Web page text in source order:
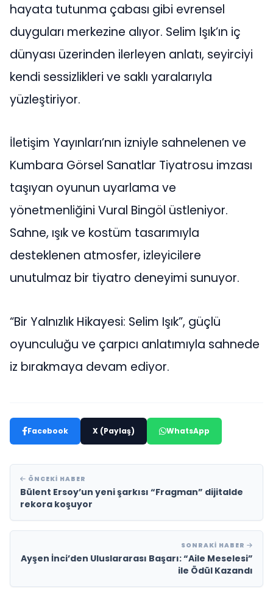
hayata tutunma çabası gibi evrensel
duyguları merkezine alıyor. Selim Işık’ın iç
dünyası üzerinden ilerleyen anlatı, seyirciyi
kendi sessizlikleri ve saklı yaralarıyla
yüzleştiriyor.
İletişim Yayınları’nın izniyle sahnelenen ve
Kumbara Görsel Sanatlar Tiyatrosu imzası
taşıyan oyunun uyarlama ve
yönetmenliğini Vural Bingöl üstleniyor.
Sahne, ışık ve kostüm tasarımıyla
desteklenen atmosfer, izleyicilere
unutulmaz bir tiyatro deneyimi sunuyor.
“Bir Yalnızlık Hikayesi: Selim Işık”, güçlü
oyunculuğu ve çarpıcı anlatımıyla sahnede
iz bırakmaya devam ediyor.
Facebook X (Paylaş) WhatsApp
ÖNCEKI HABER
Bülent Ersoy’un yeni şarkısı “Fragman” dijitalde
rekora koşuyor
SONRAKI HABER
Ayşen İnci’den Uluslararası Başarı: “Aile Meselesi”
ile Ödül Kazandı